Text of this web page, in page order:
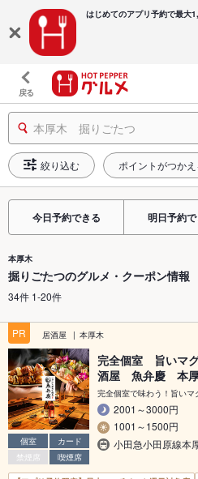
はじめてのアプリ予約で最大
戻る
本厚木 掘りごたつ
絞り込む ポイントがつかえ
今日予約できる 明日予約
本厚木
掘りごたつのグルメ・クーポン情報
34件 1-20件
PR 居酒屋 本厚木
個室
カード
禁煙席
喫煙席
完全個室 旨いマ
酒屋 魚弁慶 本
完全個室で味わう！旨いマ
2001～3000円
1001～1500円
小田急小田原線本